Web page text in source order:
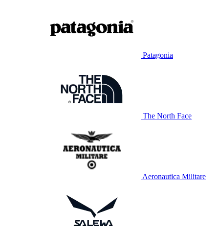
Patagonia
The North Face
Aeronautica Militare